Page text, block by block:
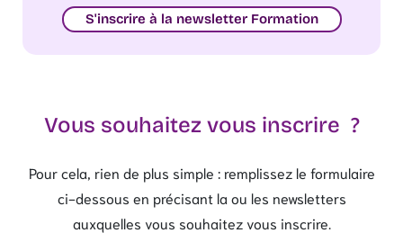
S'inscrire à la newsletter Formation
Vous souhaitez vous inscrire ?
Pour cela, rien de plus simple : remplissez le formulaire
ci-dessous en précisant la ou les newsletters
auxquelles vous souhaitez vous inscrire.